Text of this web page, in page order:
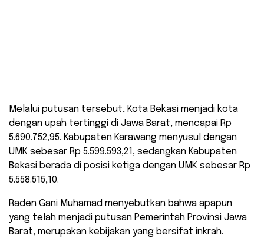
Melalui putusan tersebut, Kota Bekasi menjadi kota
dengan upah tertinggi di Jawa Barat, mencapai Rp
5.690.752,95. Kabupaten Karawang menyusul dengan
UMK sebesar Rp 5.599.593,21, sedangkan Kabupaten
Bekasi berada di posisi ketiga dengan UMK sebesar Rp
5.558.515,10.
Raden Gani Muhamad menyebutkan bahwa apapun
yang telah menjadi putusan Pemerintah Provinsi Jawa
Barat, merupakan kebijakan yang bersifat inkrah.